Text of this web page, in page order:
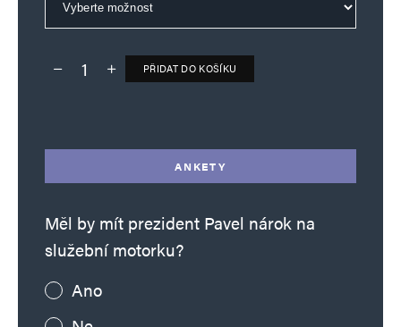
Deník TO – verze bez reklam množství
PŘIDAT DO KOŠÍKU
ANKETY
Měl by mít prezident Pavel nárok na
služební motorku?
Ano